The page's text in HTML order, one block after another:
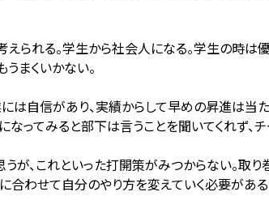
られる。学生から社会人になる。学生の時
まくいかない。
は自信があり、実績からして早めの昇進は当
なってみると部下は言うことを聞いてくれず、
が、これといった打開策がみつからない。取
合わせて自分のやり方を変えていく必要があ